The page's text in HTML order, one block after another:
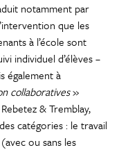
notamment par
que les
à l’école sont
individuel d’élèves –
également à
collaboratives»
& Tremblay,
catégories : le travail
ou sans les